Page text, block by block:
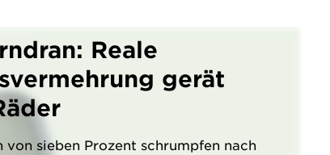
Reale
gerät
von sieben Prozent schrumpfen nach